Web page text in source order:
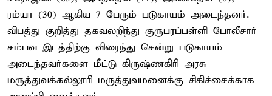
ரம்யா (30) ஆகிய 7 பேரும் படுகாயம் அடைந்தனர்.
விபத்து குறித்து தகவலறிந்து குருபரப்பள்ளி போலீசார்
சம்பவ இடத்திற்கு விரைந்து சென்று படுகாயம்
அடைந்தவர்களை மீட்டு கிருஷ்ணகிரி அரசு
மருத்துவக்கல்லூரி மருத்துவமனைக்கு சிகிச்சைக்காக